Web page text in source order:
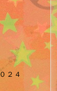
２４